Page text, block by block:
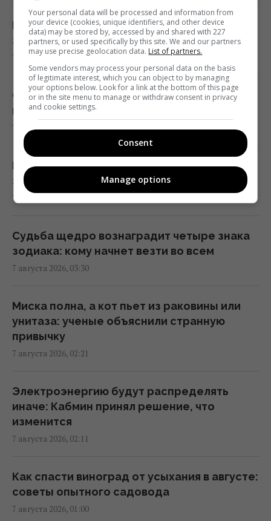
"Достаточно, чтобы выжить, а не
победить": бывшая сотрудница НАТО о
поставках ракет Украине
01:19 пятница, 07 августа 2026
Одна настройка, которую стоит изменить
всем владельцам новых телевизоров
00:25 пятница, 07 августа 2026
"Они нужны нам самим": Трамп
отреагировал на просьбу Зеленского
предоставить ракеты для системы Patriot
Ученые нашли отпечатки пальцев на
керамике возрастом 8000 лет: что их
Атака дронов на Москву: аналитики
оценили эффективность работы
Женщины с дипломами чаще выбирают
успешных мужчин без высшего
Украина ставит Путина на предвыборные
Какая идеальная пара для Близнеца: три
знака, с которыми союз почти безупречен
7 августа 2026, 04:54
Супертест на IQ: нужно найти 3 отличия на
картинке лесного ужина за 17 с
7 августа 2026, 04:00
Как заточить ножницы с помощью сахара
за 2 минуты — лайфхак от повара
7 августа 2026, 03:58
Судьба щедро вознаградит четыре знака
зодиака: кому начнет везти во всем
7 августа 2026, 03:30
Миска полна, а кот пьет из раковины или
унитаза: ученые объяснили странную
привычку
7 августа 2026, 02:21
Электроэнергию будут распределять
иначе: Кабмин принял решение, что
изменится
7 августа 2026, 02:11
Как спасти виноград от усыхания в августе:
советы опытного садовода
7 августа 2026, 01:00
Your personal data will be processed and information from
your device (cookies, unique identifiers, and other device
data) may be stored by, accessed by and shared with 227
partners, or used specifically by this site. We and our partners
may use precise geolocation data. List of partners.
Some vendors may process your personal data on the basis
of legitimate interest, which you can object to by managing
your options below. Look for a link at the bottom of this page
or in the site menu to manage or withdraw consent in privacy
and cookie settings.
Consent
Manage options